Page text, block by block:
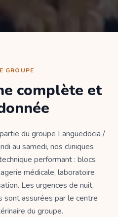
GROUPE
complète et
du groupe Languedocia /
au samedi, nos cliniques
performant : blocs
médicale, laboratoire
Les urgences de nuit,
sont assurées par le centre
du groupe.